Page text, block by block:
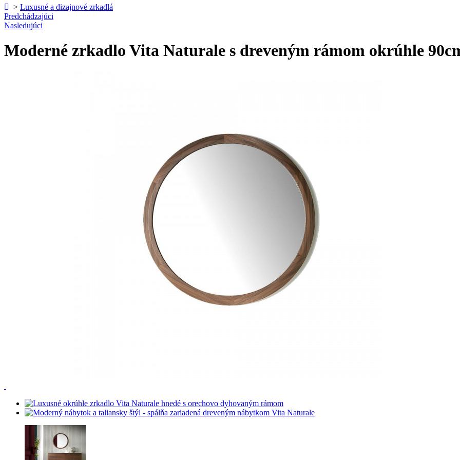
> Luxusné a dizajnové zrkadlá
Predchádzajúci
Nasledujúci
Moderné zrkadlo Vita Naturale s dreveným rámom okrúhle